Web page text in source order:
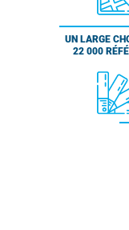
UN LARGE
22 000